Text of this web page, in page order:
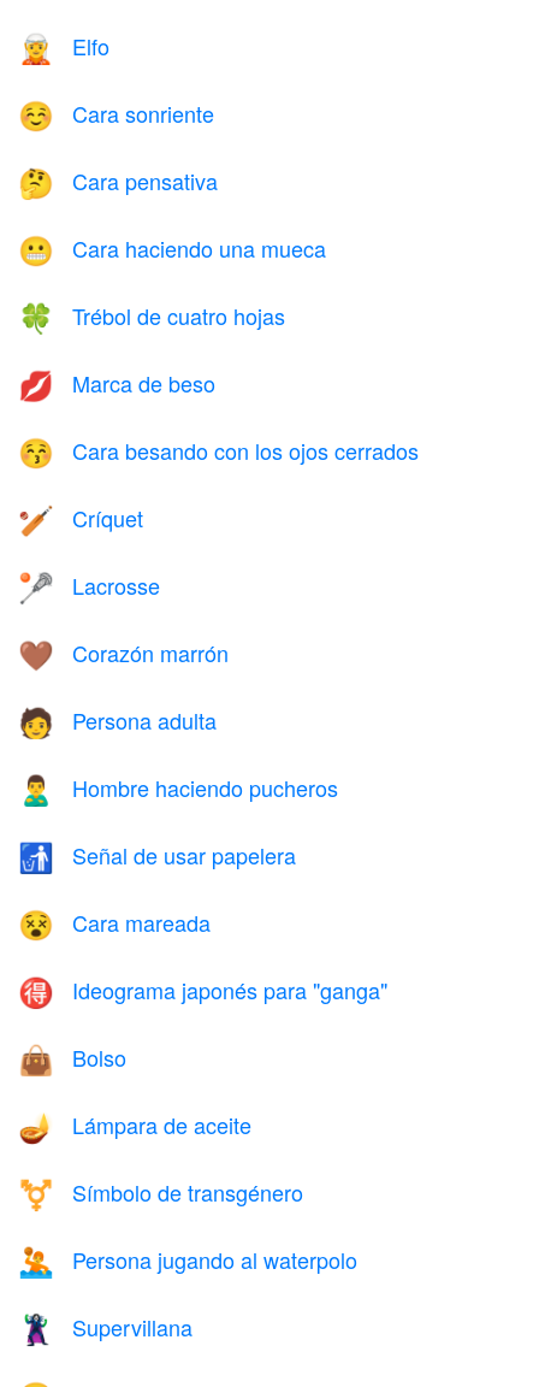
🧝 Elfo
☺️ Cara sonriente
🤔 Cara pensativa
😬 Cara haciendo una mueca
🍀 Trébol de cuatro hojas
💋 Marca de beso
😚 Cara besando con los ojos cerrados
🏏 Críquet
🥍 Lacrosse
🤎 Corazón marrón
🧑 Persona adulta
🙎‍♂️ Hombre haciendo pucheros
🚮 Señal de usar papelera
😵 Cara mareada
🉐 Ideograma japonés para "ganga"
👜 Bolso
🪔 Lámpara de aceite
⚧️ Símbolo de transgénero
🤽 Persona jugando al waterpolo
🦹‍♀️ Supervillana